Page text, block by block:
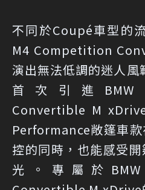
不同於Coupé車型的
M4 Competition
演出無法低調的迷人風
首次引進BMW
Convertible M
Performance敞篷車
控的同時，也能感受
光。專屬於BMW